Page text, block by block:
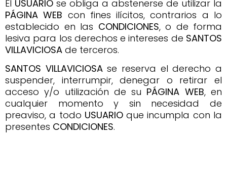
El USUARIO se obliga a abstenerse de utilizar la
PÁGINA WEB con fines ilícitos, contrarios a lo
establecido en las CONDICIONES, o de forma
lesiva para los derechos e intereses de SANTOS
VILLAVICIOSA de terceros.
SANTOS VILLAVICIOSAse reserva el derecho a
suspender, interrumpir, denegar o retirar el
acceso y/o utilización de su PÁGINA WEB, en
cualquier momento y sin necesidad de
preaviso, a todo USUARIOque incumpla con la
presentes CONDICIONES.